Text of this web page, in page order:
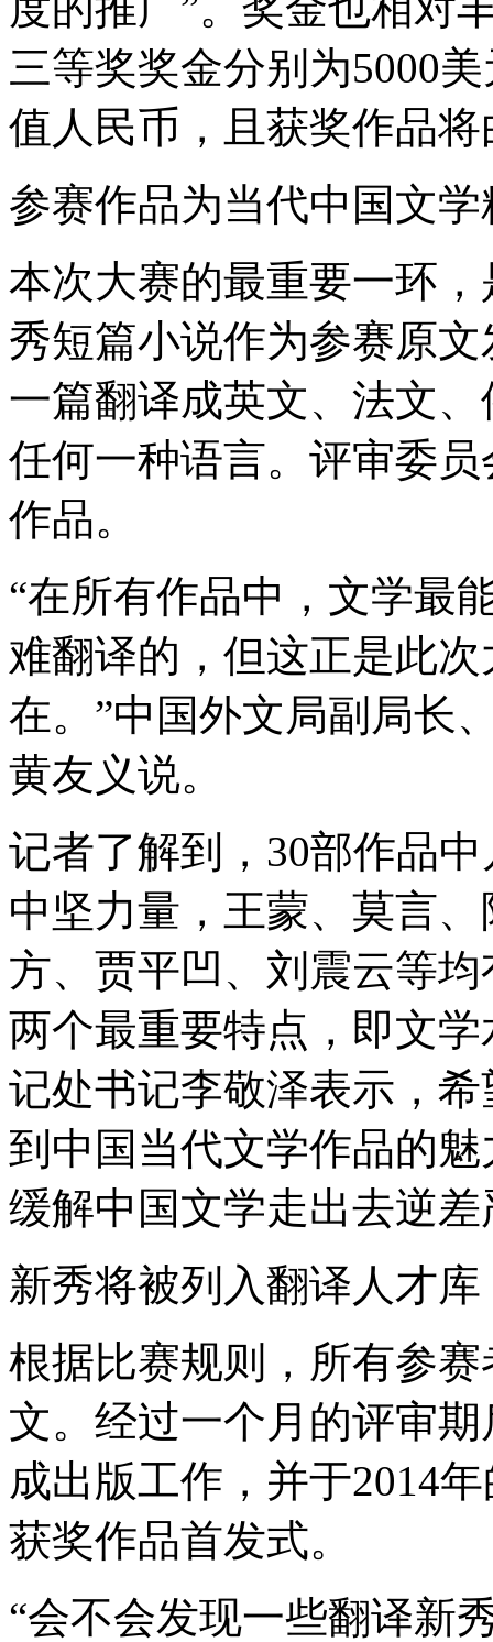
三等奖奖金分别为5000
值人民币，且获奖作品
参赛作品为当代中国文学
本次大赛的最重要一环
秀短篇小说作为参赛原
一篇翻译成英文、法文
任何一种语言。评审委
作品。
“在所有作品中，文学最
难翻译的，但这正是此
在。”中国外文局副局长
黄友义说。
记者了解到，30部作品
中坚力量，王蒙、莫言
方、贾平凹、刘震云等
两个最重要特点，即文
记处书记李敬泽表示，
到中国当代文学作品的
缓解中国文学走出去逆
新秀将被列入翻译人才库
根据比赛规则，所有参
文。经过一个月的评审
成出版工作，并于2014
获奖作品首发式。
“会不会发现一些翻译新